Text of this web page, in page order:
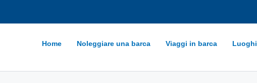
Home Noleggiare una barca Viaggi in barca Luoghi